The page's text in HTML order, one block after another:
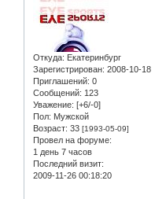
Откуда: Екатеринбург
Зарегистрирован: 2008-10-18
Приглашений: 0
Сообщений: 123
Уважение: [+6/-0]
Пол: Мужской
Возраст: 33 [1993-05-09]
Провел на форуме:
1 день 7 часов
Последний визит:
2009-11-26 00:18:20